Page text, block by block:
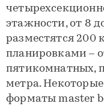
этажности, от 8
разместятся
планировками –
пятикомнатных,
метра.
форматы master